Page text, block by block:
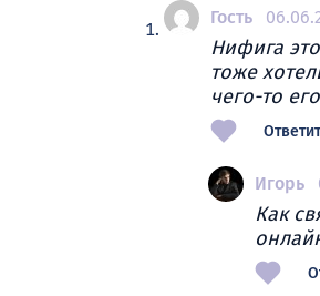
Гость
Нифига
тоже
чего-то
Игорь
Как